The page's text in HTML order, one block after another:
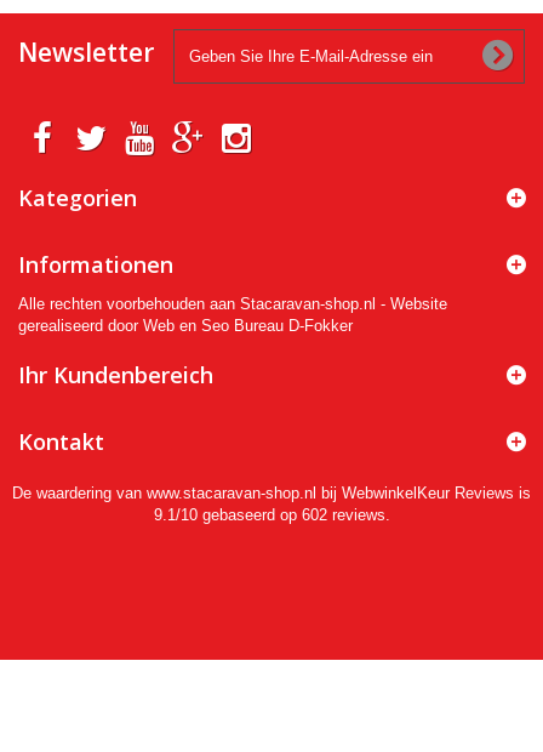
Newsletter
Kategorien
Informationen
Alle rechten voorbehouden aan Stacaravan-shop.nl - Website
gerealiseerd door Web en Seo Bureau D-Fokker
Ihr Kundenbereich
Kontakt
De waardering van www.stacaravan-shop.nl bij WebwinkelKeur Reviews is
9.1/10 gebaseerd op 602 reviews.